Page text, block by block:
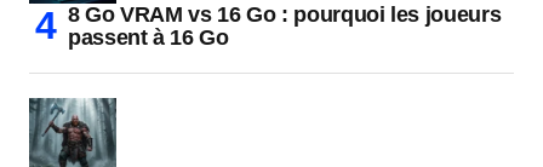
8 Go VRAM vs 16 Go : pourquoi les joueurs
passent à 16 Go